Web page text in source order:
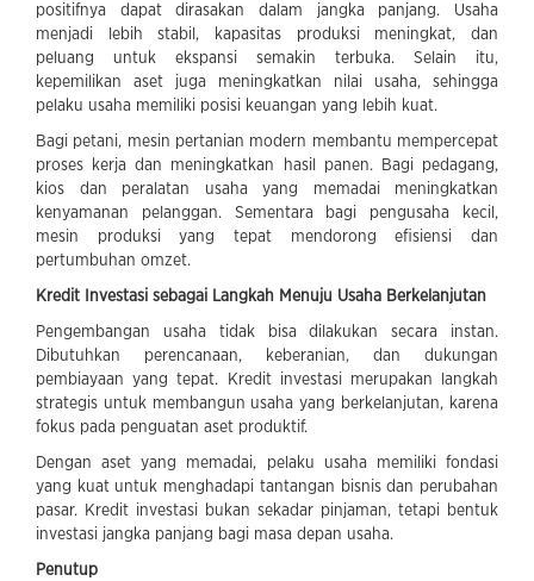
positifnya dapat dirasakan dalam jangka panjang. Usaha
menjadi lebih stabil, kapasitas produksi meningkat, dan
peluang untuk ekspansi semakin terbuka. Selain itu,
kepemilikan aset juga meningkatkan nilai usaha, sehingga
pelaku usaha memiliki posisi keuangan yang lebih kuat.
Bagi petani, mesin pertanian modern membantu mempercepat
proses kerja dan meningkatkan hasil panen. Bagi pedagang,
kios dan peralatan usaha yang memadai meningkatkan
kenyamanan pelanggan. Sementara bagi pengusaha kecil,
mesin produksi yang tepat mendorong efisiensi dan
pertumbuhan omzet.
Kredit Investasi sebagai Langkah Menuju Usaha Berkelanjutan
Pengembangan usaha tidak bisa dilakukan secara instan.
Dibutuhkan perencanaan, keberanian, dan dukungan
pembiayaan yang tepat. Kredit investasi merupakan langkah
strategis untuk membangun usaha yang berkelanjutan, karena
fokus pada penguatan aset produktif.
Dengan aset yang memadai, pelaku usaha memiliki fondasi
yang kuat untuk menghadapi tantangan bisnis dan perubahan
pasar. Kredit investasi bukan sekadar pinjaman, tetapi bentuk
investasi jangka panjang bagi masa depan usaha.
Penutup